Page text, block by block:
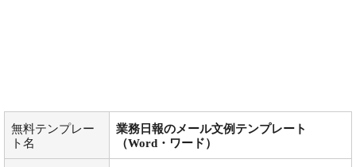
無料テンプレー
ト名
業務日報のメール文例テンプレート
（Word・ワード）